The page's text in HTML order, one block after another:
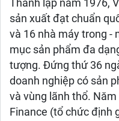
Thành lập năm 1976,
sản xuất đạt chuẩn
và 16 nhà máy trong -
mục sản phẩm đa
tượng. Đứng thứ 36
doanh nghiệp có sản
và vùng lãnh thổ.
Finance (tổ chức định